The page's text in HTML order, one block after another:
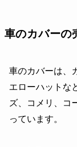
車のカバーの
車のカバーは、
エローハットな
ズ、コメリ、コ
っています。